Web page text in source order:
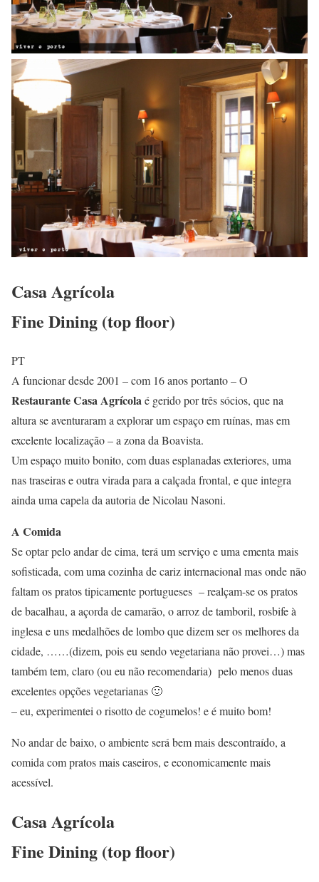
Casa Agrícola
Fine Dining (top floor)
PT
A funcionar desde 2001 – com 16 anos portanto – O
Restaurante Casa Agrícolaé gerido por três sócios, que na
altura se aventuraram a explorar um espaço em ruínas, mas em
excelente localização – a zona da Boavista.
Um espaço muito bonito, com duas esplanadas exteriores, uma
nas traseiras e outra virada para a calçada frontal, e que integra
ainda uma capela da autoria de Nicolau Nasoni.
A Comida
Se optar pelo andar de cima, terá um serviço e uma ementa mais
sofisticada, com uma cozinha de cariz internacional mas onde não
faltam os pratos tipicamente portugueses – realçam-se os pratos
de bacalhau, a açorda de camarão, o arroz de tamboril, rosbife à
inglesa e uns medalhões de lombo que dizem ser os melhores da
cidade, ……(dizem, pois eu sendo vegetariana não provei…) mas
também tem, claro (ou eu não recomendaria) pelo menos duas
excelentes opções vegetarianas 🙂
– eu, experimentei o risotto de cogumelos! e é muito bom!
No andar de baixo, o ambiente será bem mais descontraído, a
comida com pratos mais caseiros, e economicamente mais
acessível.
Casa Agrícola
Fine Dining (top floor)